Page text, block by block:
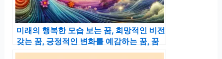
미래의 행복한 모습 보는 꿈, 희망적인 비전
갖는 꿈, 긍정적인 변화를 예감하는 꿈, 꿈
꾸는 미래 꿈 해몽